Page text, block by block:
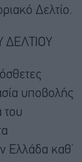
Δελτίο.
υποβολής
του
Ελλάδα καθ’